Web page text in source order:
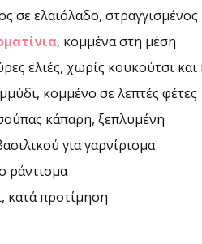
σε ελαιόλαδο, στραγγισμένος
, κομμένα στη μέση
ελιές, χωρίς κουκούτσι
κομμένο σε λεπτές φέτες
κάπαρη, ξεπλυμένη
για γαρνίρισμα
ράντισμα
κατά προτίμηση